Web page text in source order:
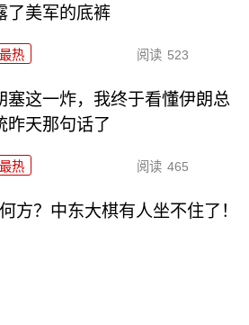
了美军的底裤
最热 阅读 523
塞这一炸，我终于看懂伊朗总
昨天那句话了
最热 阅读 465
方？中东大棋有人坐不住了！